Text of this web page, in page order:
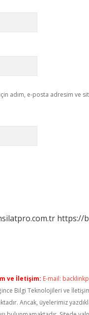
adım, e-posta adresim ve
https://
ve İletişim: E-mail:
Bilgi Teknolojileri ve
Ancak, üyelerimiz